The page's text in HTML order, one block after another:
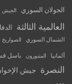
الجولان السوري الجيش
العالمية الثالثة
الشمال السوري
ألمانيا المتنورون باسل
النصرة
جيش